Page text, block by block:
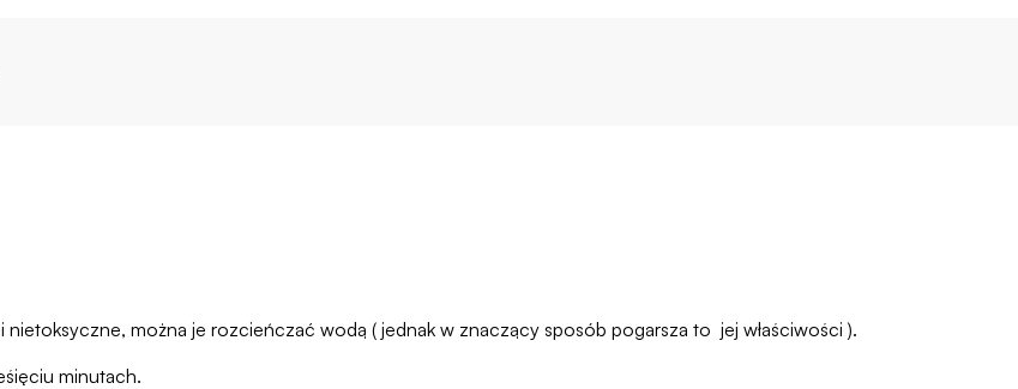
nietoksyczne, można je rozcieńczać wodą ( jednak w znaczący sposób pogarsza to jej właściwości ).
minutach.